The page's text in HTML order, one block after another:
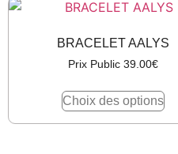
BRACELET AALYS
Prix Public 39.00€
Choix des options